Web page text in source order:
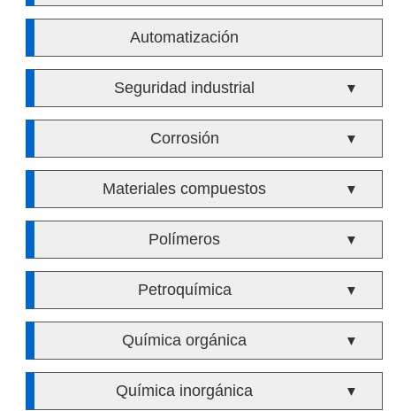
Automatización
Seguridad industrial ▼
Corrosión ▼
Materiales compuestos ▼
Polímeros ▼
Petroquímica ▼
Química orgánica ▼
Química inorgánica ▼